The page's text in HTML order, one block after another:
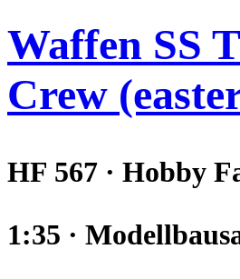
Waffen SS
Crew
HF 567 · Hobby
1:35 ·